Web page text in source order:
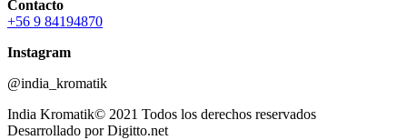
Contacto
+56 9 84194870
Instagram
@india_kromatik
India Kromatik© 2021 Todos los derechos reservados
Desarrollado por Digitto.net